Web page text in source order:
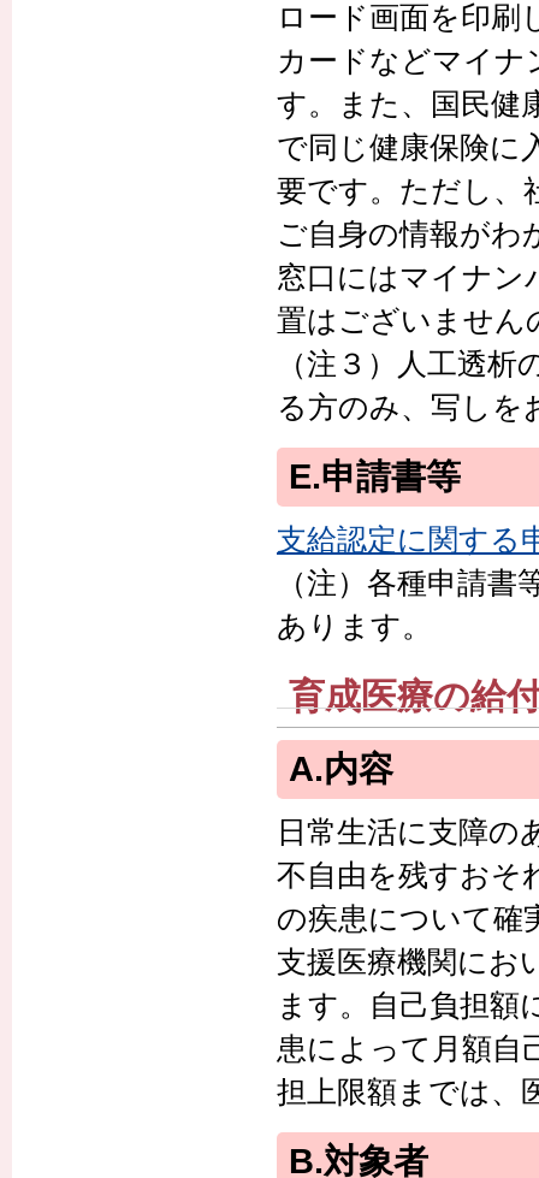
ロード画面を印刷
カードなどマイ
す。また、国民健
で同じ健康保険に
要です。ただし、
ご自身の情報がわ
窓口にはマイナン
置はございません
（注３）人工透
る方のみ、写しを
E.申請書等
支給認定に関する
（注）各種申請
あります。
育成医療の給
A.内容
日常生活に支障の
不自由を残すおそ
の疾患について確
支援医療機関にお
ます。自己負担額
患によって月額自
担上限額までは、
B.対象者